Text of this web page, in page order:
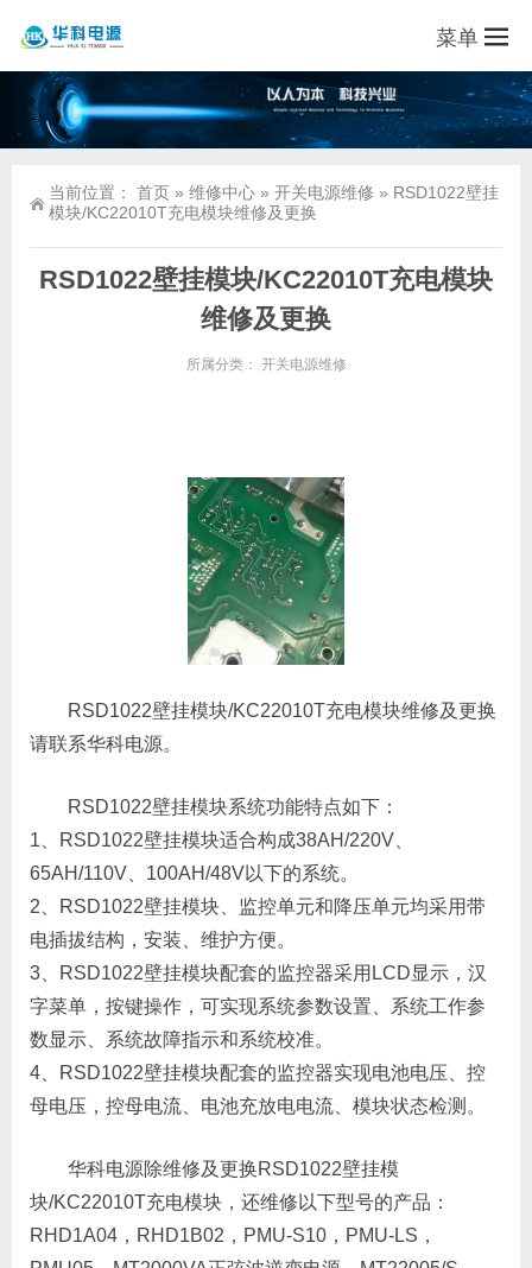
菜单
当前位置： 首页 » 维修中心 » 开关电源维修 » RSD1022壁挂
模块/KC22010T充电模块维修及更换
RSD1022壁挂模块/KC22010T充电模块
维修及更换
所属分类： 开关电源维修
RSD1022壁挂模块/KC22010T充电模块维修及更换
请联系华科电源。
RSD1022壁挂模块系统功能特点如下：
1、RSD1022壁挂模块适合构成38AH/220V、
65AH/110V、100AH/48V以下的系统。
2、RSD1022壁挂模块、监控单元和降压单元均采用带
电插拔结构，安装、维护方便。
3、RSD1022壁挂模块配套的监控器采用LCD显示，汉
字菜单，按键操作，可实现系统参数设置、系统工作参
数显示、系统故障指示和系统校准。
4、RSD1022壁挂模块配套的监控器实现电池电压、控
母电压，控母电流、电池充放电电流、模块状态检测。
华科电源除维修及更换RSD1022壁挂模
块/KC22010T充电模块，还维修以下型号的产品：
RHD1A04，RHD1B02，PMU-S10，PMU-LS，